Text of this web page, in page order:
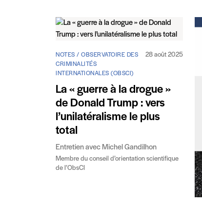
NOTES / OBSERVATOIRE DES
CRIMINALITÉS
INTERNATIONALES (OBSCI)
28 août 2025
La « guerre à la drogue »
de Donald Trump : vers
l’unilatéralisme le plus
total
Entretien avec Michel Gandilhon
Membre du conseil d’orientation scientifique
de l’ObsCI